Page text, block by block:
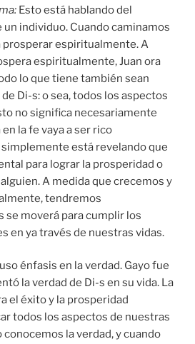
Esto está hablando del
individuo. Cuando caminamos
prosperar espiritualmente. A
espiritualmente, Juan ora
lo que tiene también sean
Di-s: o sea, todos los aspectos
no significa necesariamente
la fe vaya a ser rico
está revelando que
para lograr la prosperidad o
A medida que crecemos y
tendremos
se moverá para cumplir los
en ya través de nuestras vidas.
énfasis en la verdad. Gayo fue
la verdad de Di-s en su vida. La
el éxito y la prosperidad
todos los aspectos de nuestras
conocemos la verdad, y cuando